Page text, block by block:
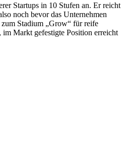
Startups in 10 Stufen an. Er reicht
noch bevor das Unternehmen
Stadium „Grow“ für reife
im Markt gefestigte Position erreicht